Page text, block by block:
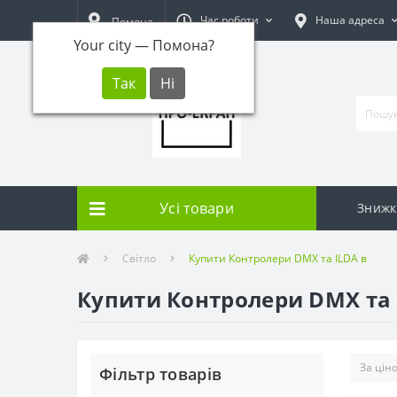
Помона
Your city — Помона?
Час роботи Наша адреса
Усі товари
Світло Купити Контролери DMX та ILDA в
Купити Контролери DMX та
Фільтр товарів